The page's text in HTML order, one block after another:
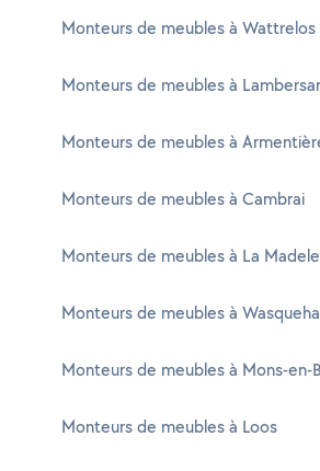
Monteurs de meubles à Wattrelos
Monteurs de meubles à
Monteurs de meubles à
Monteurs de meubles à Cambrai
Monteurs de meubles à La
Monteurs de meubles à
Monteurs de meubles à Mons-
Monteurs de meubles à Loos